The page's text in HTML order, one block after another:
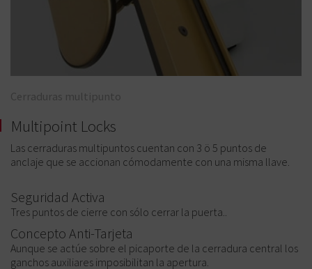
Cerraduras multipunto
Multipoint Locks
Las cerraduras multipuntos cuentan con 3 ö 5 puntos de
anclaje que se accionan cómodamente con una misma llave.
Seguridad Activa
Tres puntos de cierre con sólo cerrar la puerta..
Concepto Anti-Tarjeta
Aunque se actúe sobre el picaporte de la cerradura central los
ganchos auxiliares imposibilitan la apertura.